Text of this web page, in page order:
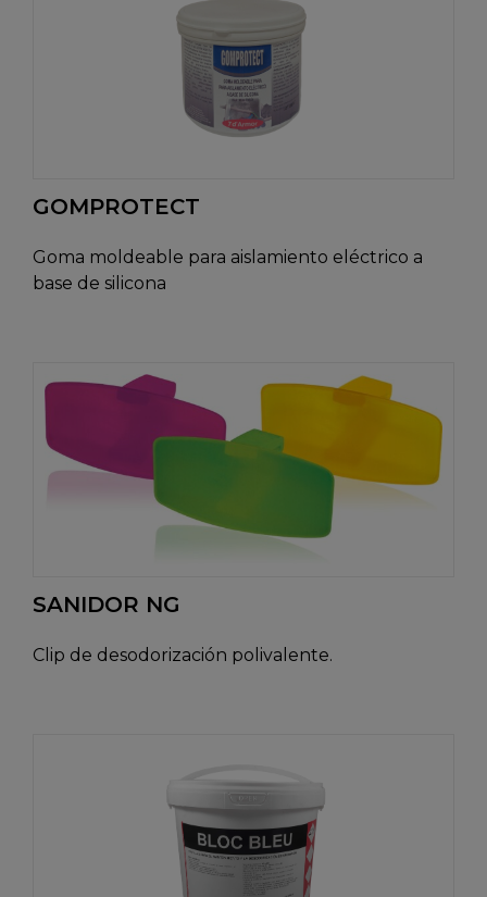
GOMPROTECT
Goma moldeable para aislamiento eléctrico a
base de silicona
SANIDOR NG
Clip de desodorización polivalente.